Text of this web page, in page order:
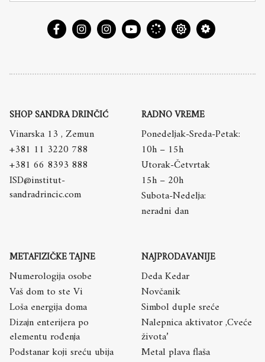
SHOP SANDRA DRINČIĆ
Vinarska 13 , Zemun
+381 11 3220 788
+381 66 8393 888
ISD@institut-
sandradrincic.com
RADNO VREME
Ponedeljak-Sreda-Petak:
10h – 15h
Utorak-Četvrtak
15h – 20h
Subota-Nedelja:
neradni dan
METAFIZIČKE TAJNE
Numerologija osobe
Vaš dom to ste Vi
Loša energija doma
Dizajn enterijera po
elementu rođenja
Podstanar koji sreću ubija
NAJPRODAVANIJE
Deda Kedar
Novčanik
Simbol duple sreće
Nalepnica aktivator ,Cveće
života’
Metal plava flaša